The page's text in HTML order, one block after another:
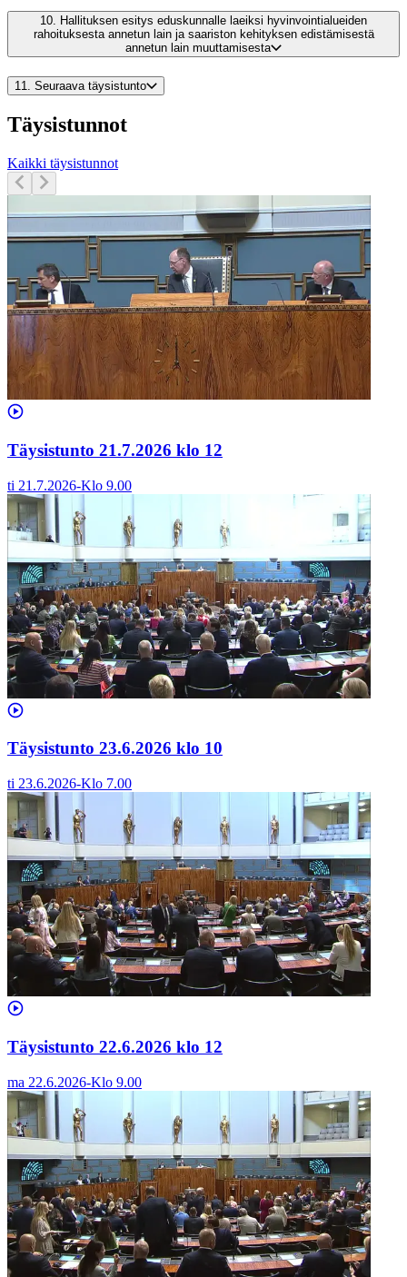
10.
Hallituksen esitys eduskunnalle laeiksi hyvinvointialueiden
rahoituksesta annetun lain ja saariston kehityksen edistämisestä
annetun lain muuttamisesta
11. Seuraava täysistunto
Täysistunnot
Kaikki täysistunnot
Täysistunto 21.7.2026 klo 12
ti 21.7.2026-Klo 9.00
Täysistunto 23.6.2026 klo 10
ti 23.6.2026-Klo 7.00
Täysistunto 22.6.2026 klo 12
ma 22.6.2026-Klo 9.00